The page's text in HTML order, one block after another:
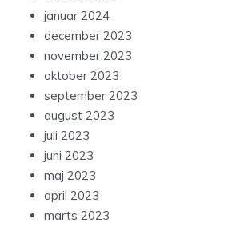
januar 2024
december 2023
november 2023
oktober 2023
september 2023
august 2023
juli 2023
juni 2023
maj 2023
april 2023
marts 2023